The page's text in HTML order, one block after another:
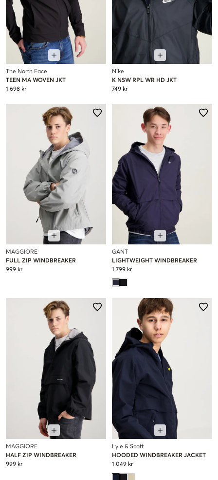
The North Face
TEEN MA WOVEN JKT
1 698 kr
Nike
K NSW RPL WR HD JKT
749 kr
MAGGIORE
FULL ZIP WINDBREAKER
999 kr
GANT
LIGHTWEIGHT WINDBREAKER
1 799 kr
MAGGIORE
HALF ZIP WINDBREAKER
999 kr
Lyle & Scott
HOODED WINDBREAKER JACKET
1 049 kr